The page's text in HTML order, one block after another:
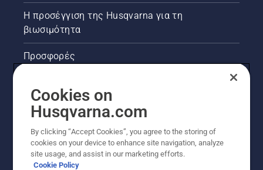
Η προσέγγιση της Husqvarna για τη
βιωσιμότητα
Προσφορές
Άλλοι ιστότοποι Husqvarna
Cookies on
Husqvarna.com
By clicking “Accept Cookies”, you agree to the storing of
cookies on your device to enhance site navigation, analyze
site usage, and assist in our marketing efforts.
Cookie Policy